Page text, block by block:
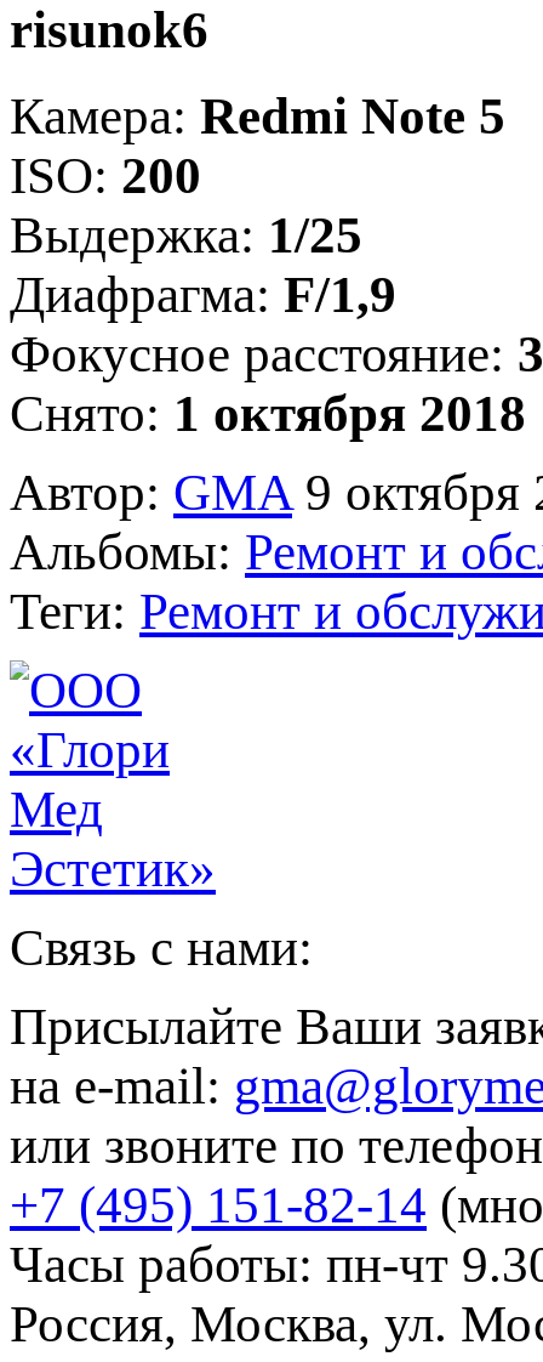
risunok6
Камера: Redmi Note 5
ISO: 200
Выдержка: 1/25
Диафрагма: F/1,9
Фокусное расстояние:
Снято: 1 октября 2018
Автор: GMA9 октября
Альбомы: Ремонт и
Теги: Ремонт и
Связь с нами:
Присылайте Ваши
на e-mail:
или звоните по
+7 (495) 151-82-14
Часы работы: пн-чт
Россия, Москва, ул.